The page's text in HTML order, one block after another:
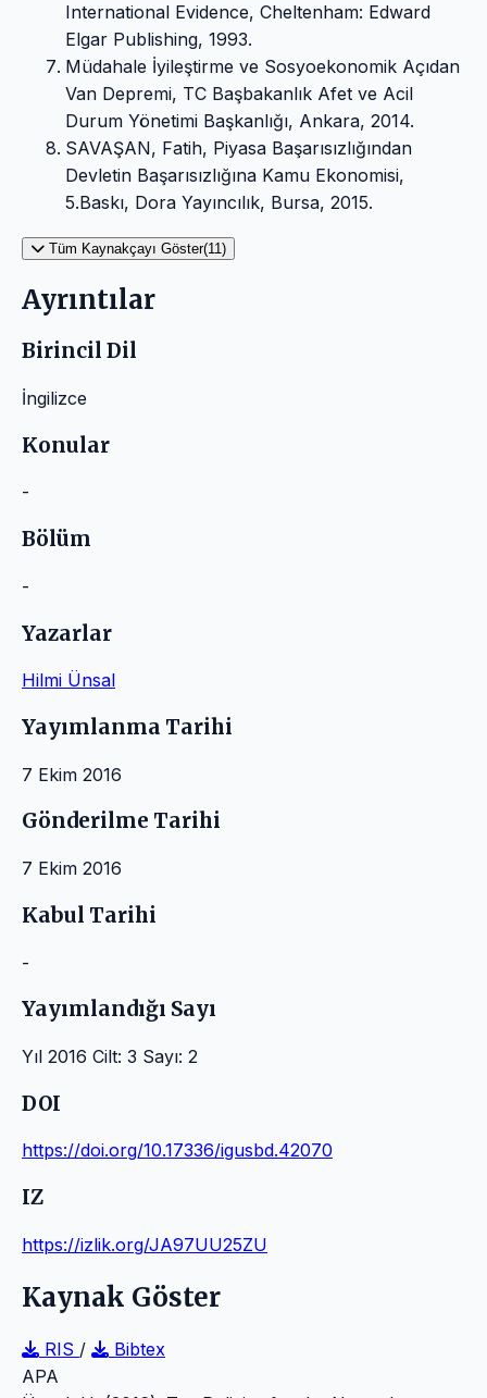
International Evidence, Cheltenham: Edward
Elgar Publishing, 1993.
Müdahale İyileştirme ve Sosyoekonomik Açıdan
Van Depremi, TC Başbakanlık Afet ve Acil
Durum Yönetimi Başkanlığı, Ankara, 2014.
SAVAŞAN, Fatih, Piyasa Başarısızlığından
Devletin Başarısızlığına Kamu Ekonomisi,
5.Baskı, Dora Yayıncılık, Bursa, 2015.
Tüm Kaynakçayı Göster(11)
Ayrıntılar
Birincil Dil
İngilizce
Konular
-
Bölüm
-
Yazarlar
Hilmi Ünsal
Yayımlanma Tarihi
7 Ekim 2016
Gönderilme Tarihi
7 Ekim 2016
Kabul Tarihi
-
Yayımlandığı Sayı
Yıl 2016 Cilt: 3 Sayı: 2
DOI
https://doi.org/10.17336/igusbd.42070
IZ
https://izlik.org/JA97UU25ZU
Kaynak Göster
RIS /
Bibtex
APA